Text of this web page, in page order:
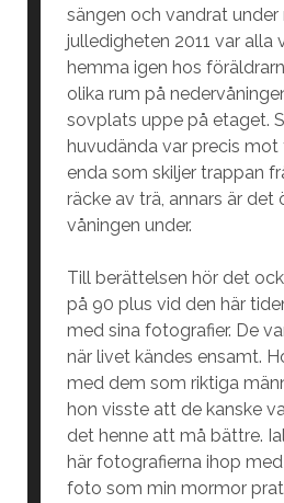
sängen och vandrat under
julledigheten 2011 var alla
hemma igen hos
olika rum på
sovplats uppe på etaget.
huvudända var precis
enda som skiljer trappan
räcke av trä, annars är
våningen under.
Till berättelsen hör det
på 90 plus vid den här
med sina fotografier. De
när livet kändes ensamt.
med dem som riktiga
hon visste att de kanske
det henne att må bättre.
här fotografierna ihop
foto som min mormor